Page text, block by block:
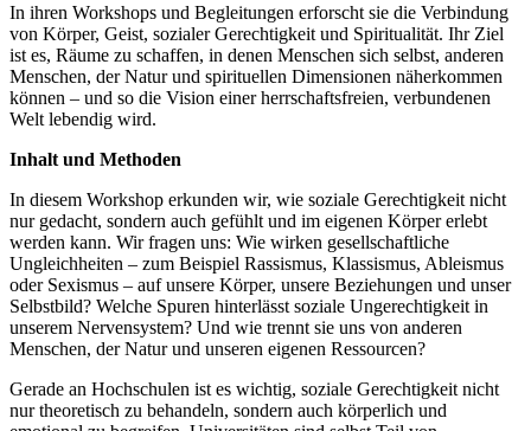
In ihren Workshops und Begleitungen erforscht sie die Verbindung
von Körper, Geist, sozialer Gerechtigkeit und Spiritualität. Ihr Ziel
ist es, Räume zu schaffen, in denen Menschen sich selbst, anderen
Menschen, der Natur und spirituellen Dimensionen näherkommen
können – und so die Vision einer herrschaftsfreien, verbundenen
Welt lebendig wird.
Inhalt und Methoden
In diesem Workshop erkunden wir, wie soziale Gerechtigkeit nicht
nur gedacht, sondern auch gefühlt und im eigenen Körper erlebt
werden kann. Wir fragen uns: Wie wirken gesellschaftliche
Ungleichheiten – zum Beispiel Rassismus, Klassismus, Ableismus
oder Sexismus – auf unsere Körper, unsere Beziehungen und unser
Selbstbild? Welche Spuren hinterlässt soziale Ungerechtigkeit in
unserem Nervensystem? Und wie trennt sie uns von anderen
Menschen, der Natur und unseren eigenen Ressourcen?
Gerade an Hochschulen ist es wichtig, soziale Gerechtigkeit nicht
nur theoretisch zu behandeln, sondern auch körperlich und